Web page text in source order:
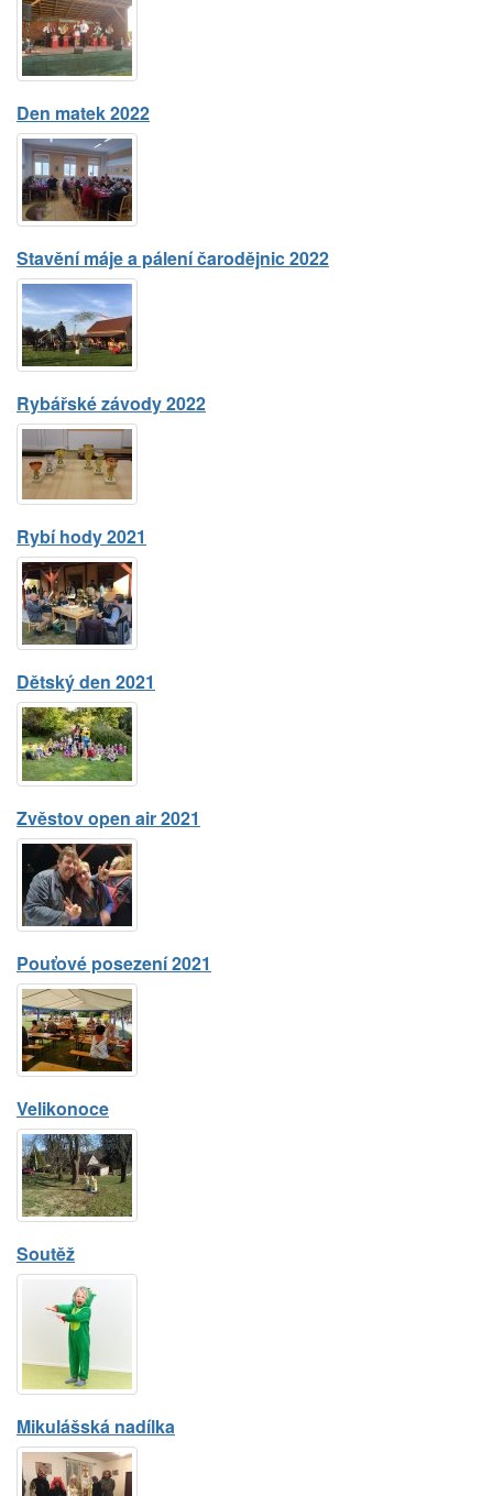
Den matek 2022
Stavění máje a pálení čarodějnic 2022
Rybářské závody 2022
Rybí hody 2021
Dětský den 2021
Zvěstov open air 2021
Pouťové posezení 2021
Velikonoce
Soutěž
Mikulášská nadílka